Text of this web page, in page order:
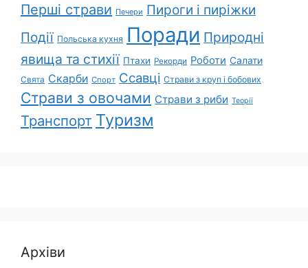
Перші страви Печери Пироги і пиріжки
Події Польська кухня Поради Природні
явища та стихії Птахи Рекорди Роботи Салати
Свята Скарби Спорт Ссавці Страви з круп і бобових
Страви з овочами Страви з риби Теорії
Транспорт Туризм
Архіви